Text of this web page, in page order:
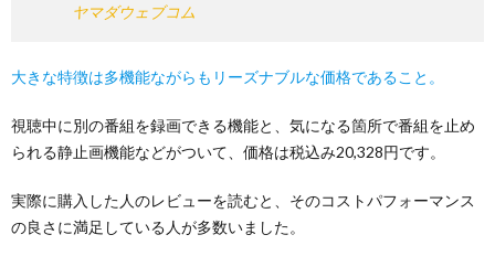
ヤマダウェブコム
大きな特徴は多機能ながらもリーズナブルな価格であること。
視聴中に別の番組を録画できる機能と、気になる箇所で番組を止め
られる静止画機能などがついて、価格は税込み20,328円です。
実際に購入した人のレビューを読むと、そのコストパフォーマンス
の良さに満足している人が多数いました。